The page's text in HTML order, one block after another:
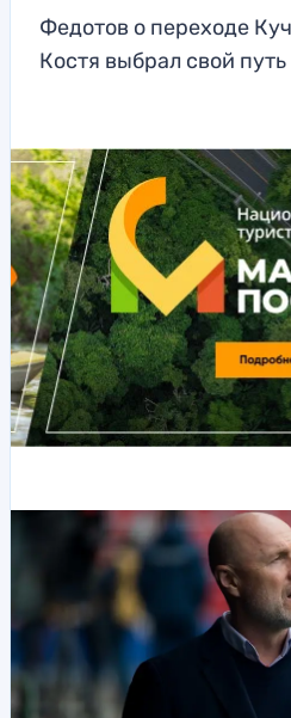
Федотов о переходе
Костя выбрал свой путь